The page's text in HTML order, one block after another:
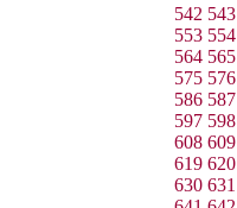
542 543
553 554
564 565
575 576
586 587
597 598
608 609
619 620
630 631